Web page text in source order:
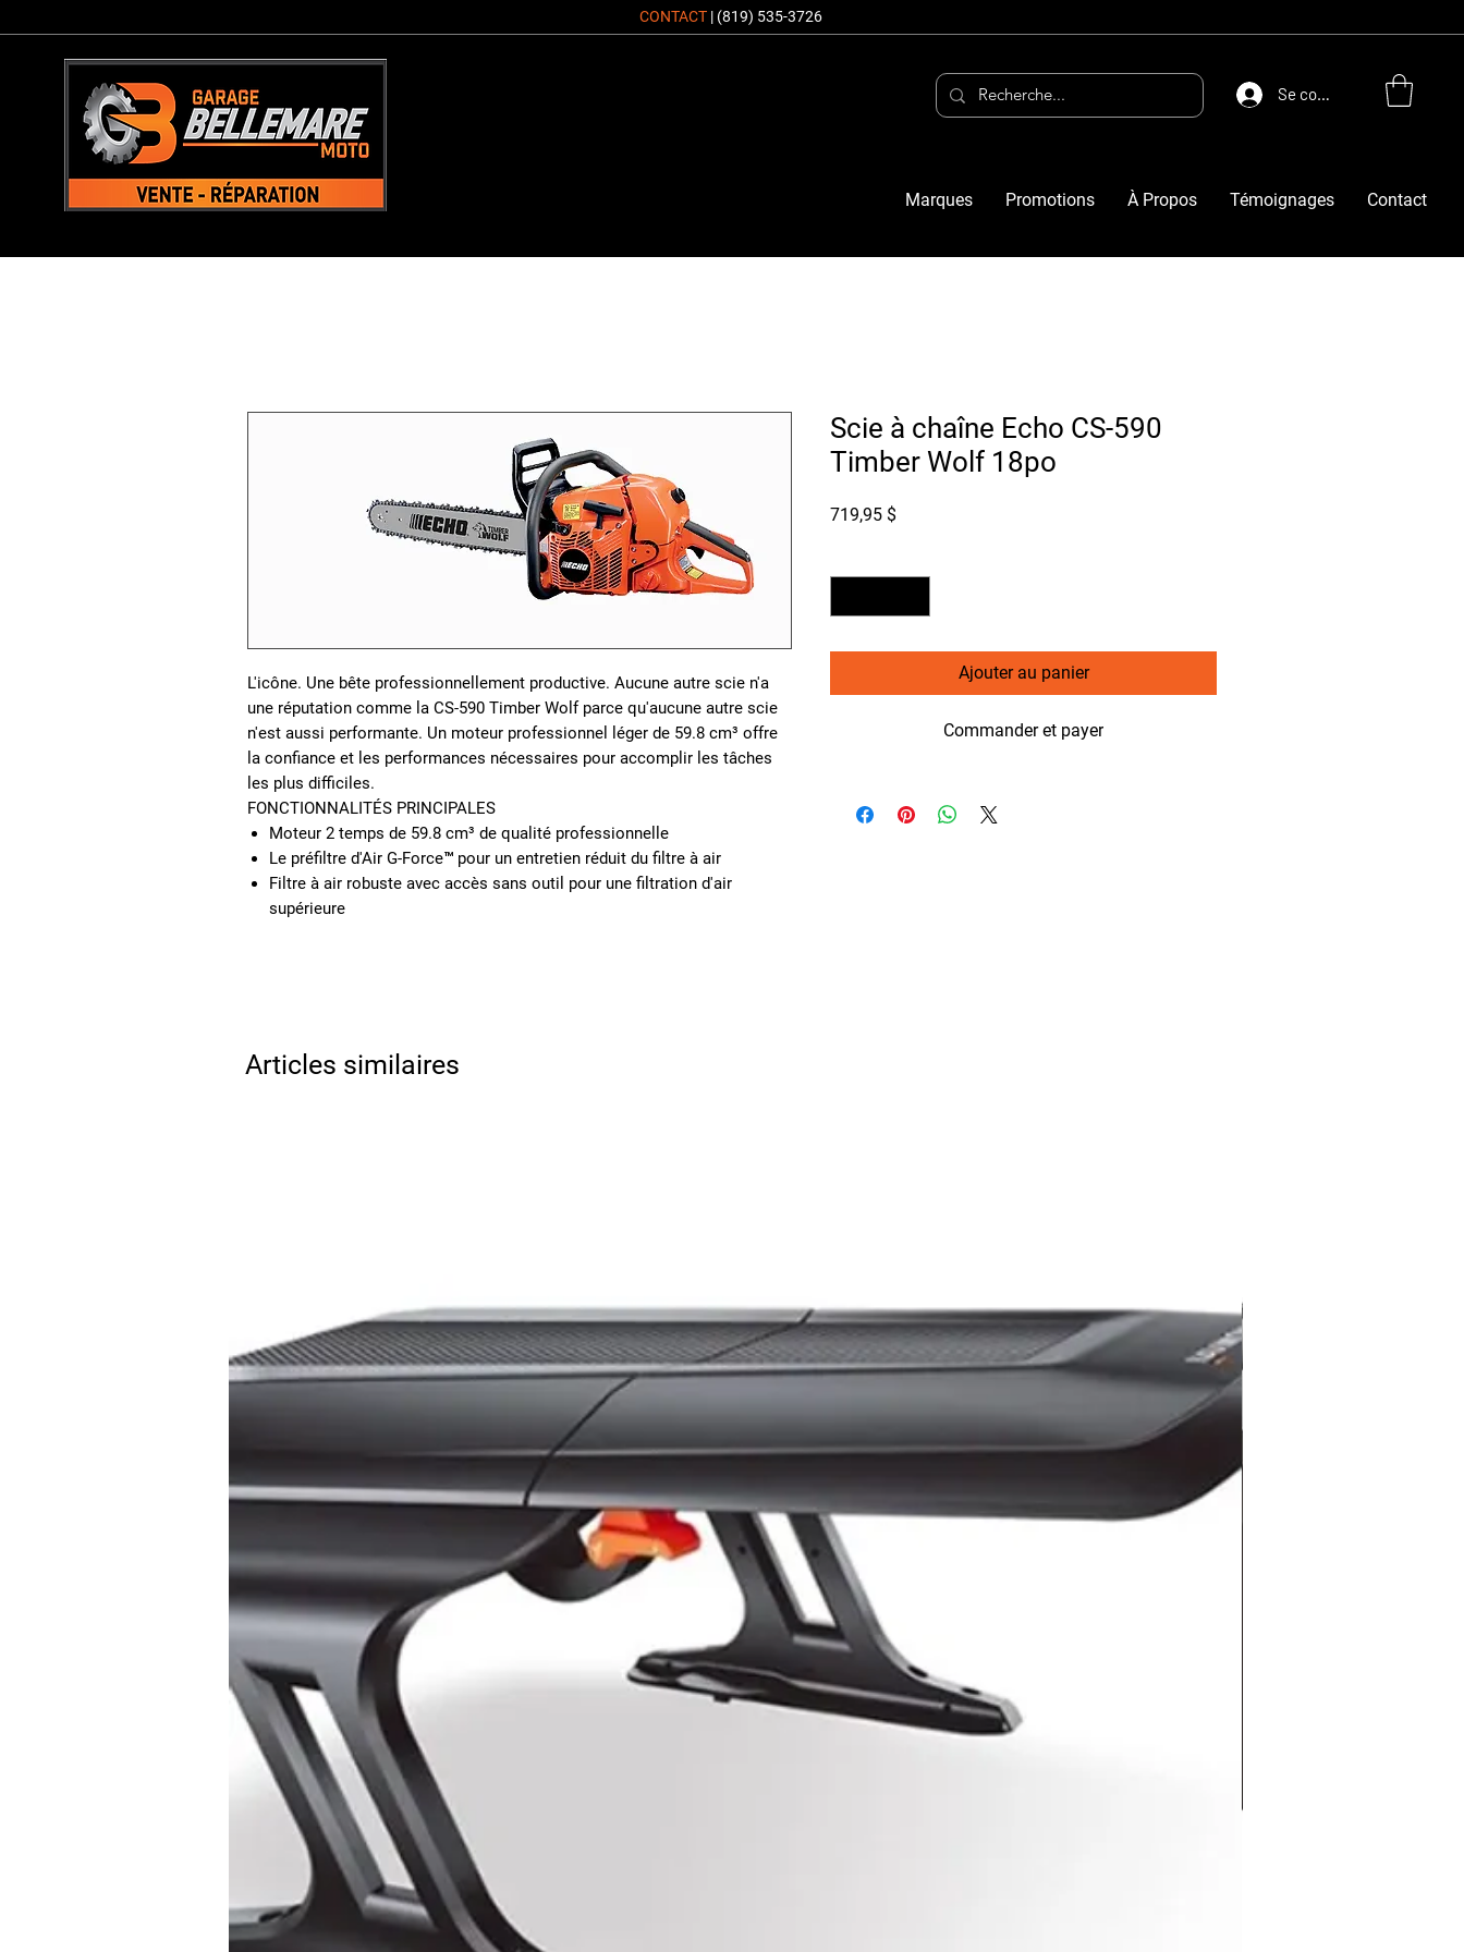
CONTACT | (819) 535-3726
Se connecter
Marques Promotions À Propos Témoignages Contact
L'icône. Une bête professionnellement productive. Aucune autre scie n'a
une réputation comme la CS-590 Timber Wolf parce qu'aucune autre scie
n'est aussi performante. Un moteur professionnel léger de 59.8 cm³ offre
la confiance et les performances nécessaires pour accomplir les tâches
les plus difficiles.
FONCTIONNALITÉS PRINCIPALES
Moteur 2 temps de 59.8 cm³ de qualité professionnelle
Le préfiltre d'Air G-Force™ pour un entretien réduit du filtre à air
Filtre à air robuste avec accès sans outil pour une filtration d'air
supérieure
Scie à chaîne Echo CS-590
Timber Wolf 18po
719,95 $Prix
Ajouter au panier
Commander et payer
Articles similaires